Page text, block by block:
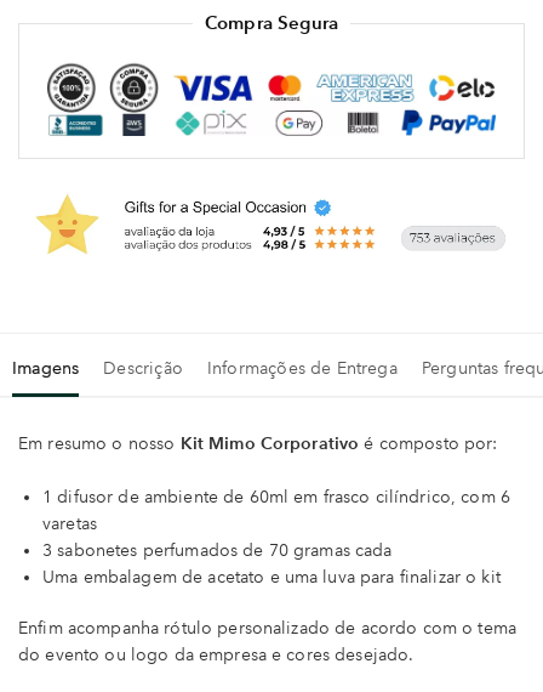
Compra Segura
Imagens Descrição Informações de Entrega Perguntas
Em resumo o nosso Kit Mimo Corporativoé composto por:
1 difusor de ambiente de 60ml em frasco cilíndrico, com 6
varetas
3 sabonetes perfumados de 70 gramas cada
Uma embalagem de acetato e uma luva para finalizar o kit
Enfim acompanha rótulo personalizado de acordo com o tema
do evento ou logo da empresa e cores desejado.